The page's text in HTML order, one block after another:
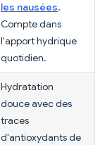
les nausées.
Compte dans
l'apport hydrique
quotidien.
Hydratation
douce avec des
traces
d'antioxydants de